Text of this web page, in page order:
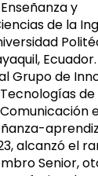
y
de la
Grupo de
de
alcanzó el
Senior,